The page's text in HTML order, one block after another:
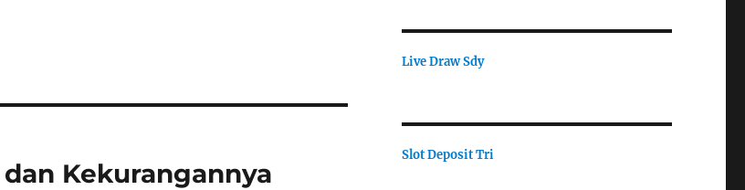
Kekurangannya
Live Draw Sdy
Slot Deposit Tri